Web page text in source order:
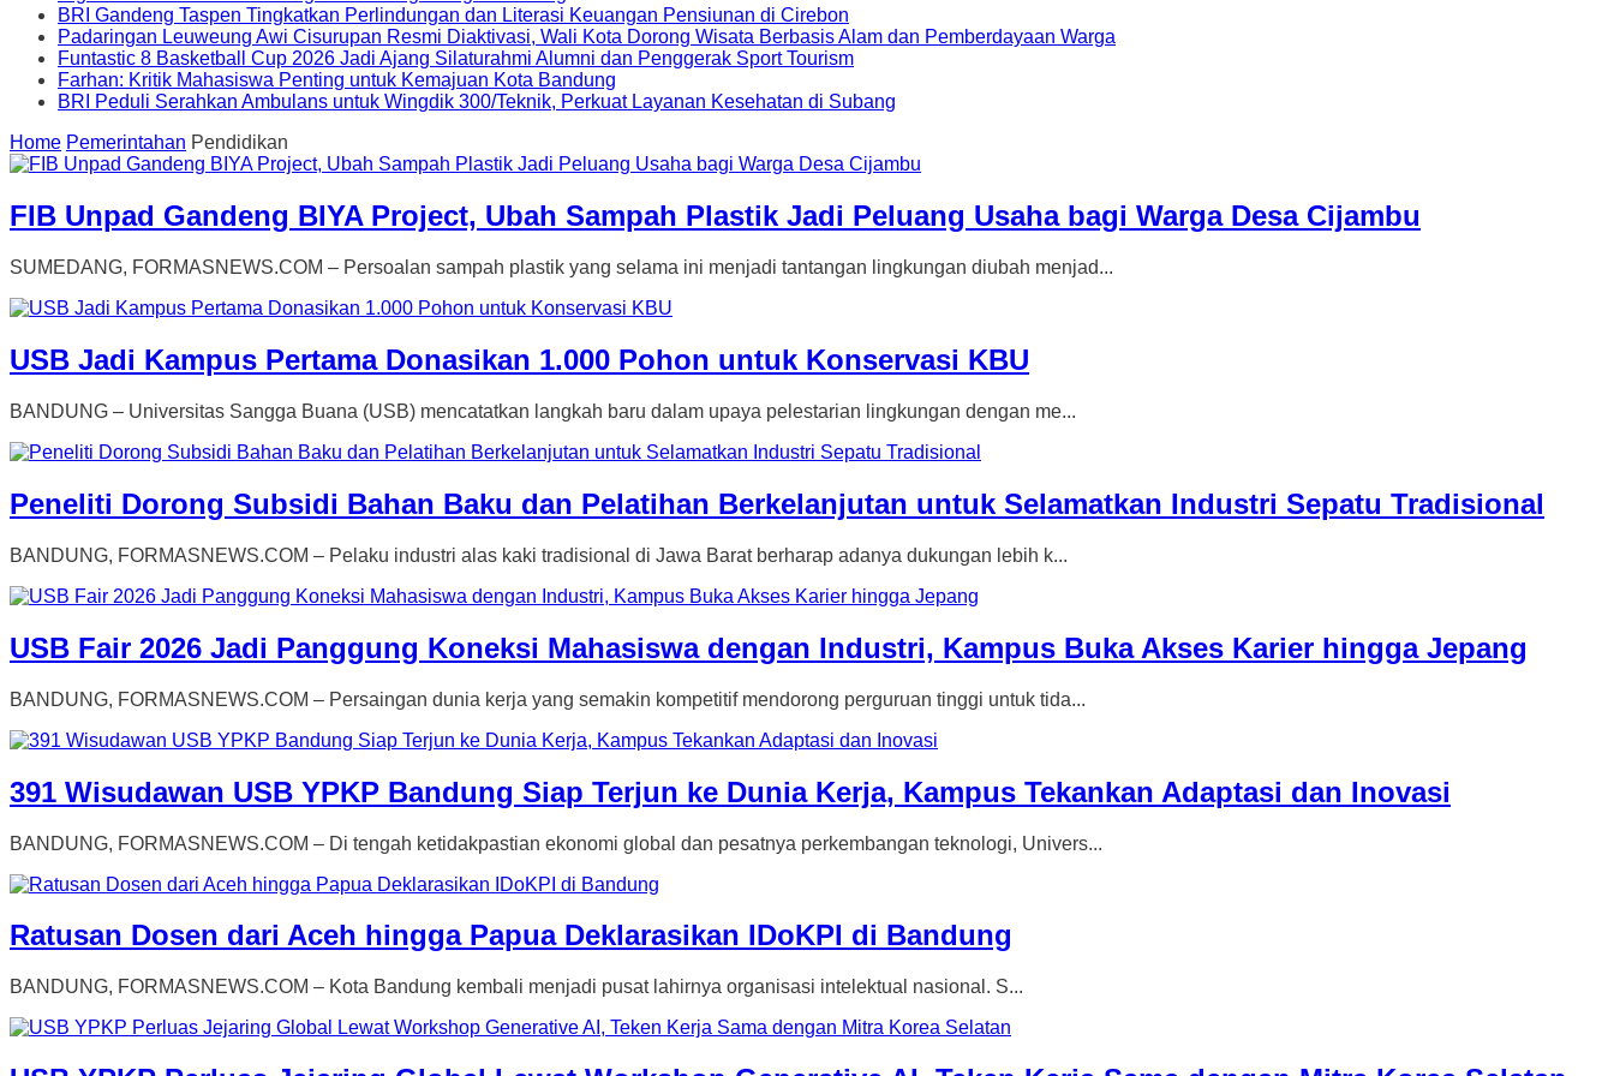
BRI Gandeng Taspen Tingkatkan Perlindungan dan Literasi Keuangan Pensiunan di Cirebon
Padaringan Leuweung Awi Cisurupan Resmi Diaktivasi, Wali Kota Dorong Wisata Berbasis Alam dan Pemberdayaan Warga
Funtastic 8 Basketball Cup 2026 Jadi Ajang Silaturahmi Alumni dan Penggerak Sport Tourism
Farhan: Kritik Mahasiswa Penting untuk Kemajuan Kota Bandung
BRI Peduli Serahkan Ambulans untuk Wingdik 300/Teknik, Perkuat Layanan Kesehatan di Subang
Home Pemerintahan Pendidikan
FIB Unpad Gandeng BIYA Project, Ubah Sampah Plastik Jadi Peluang Usaha bagi Warga Desa Cijambu
SUMEDANG, FORMASNEWS.COM – Persoalan sampah plastik yang selama ini menjadi tantangan lingkungan diubah menjad...
USB Jadi Kampus Pertama Donasikan 1.000 Pohon untuk Konservasi KBU
BANDUNG – Universitas Sangga Buana (USB) mencatatkan langkah baru dalam upaya pelestarian lingkungan dengan me...
Peneliti Dorong Subsidi Bahan Baku dan Pelatihan Berkelanjutan untuk Selamatkan Industri Sepatu Tradisional
BANDUNG, FORMASNEWS.COM – Pelaku industri alas kaki tradisional di Jawa Barat berharap adanya dukungan lebih k...
USB Fair 2026 Jadi Panggung Koneksi Mahasiswa dengan Industri, Kampus Buka Akses Karier hingga Jepang
BANDUNG, FORMASNEWS.COM – Persaingan dunia kerja yang semakin kompetitif mendorong perguruan tinggi untuk tida...
391 Wisudawan USB YPKP Bandung Siap Terjun ke Dunia Kerja, Kampus Tekankan Adaptasi dan Inovasi
BANDUNG, FORMASNEWS.COM – Di tengah ketidakpastian ekonomi global dan pesatnya perkembangan teknologi, Univers...
Ratusan Dosen dari Aceh hingga Papua Deklarasikan IDoKPI di Bandung
BANDUNG, FORMASNEWS.COM – Kota Bandung kembali menjadi pusat lahirnya organisasi intelektual nasional. S...